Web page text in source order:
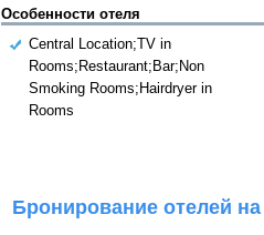
Особенности отеля
Central Location;TV in
Rooms;Restaurant;Bar;Non
Smoking Rooms;Hairdryer in
Rooms
Бронирование отелей